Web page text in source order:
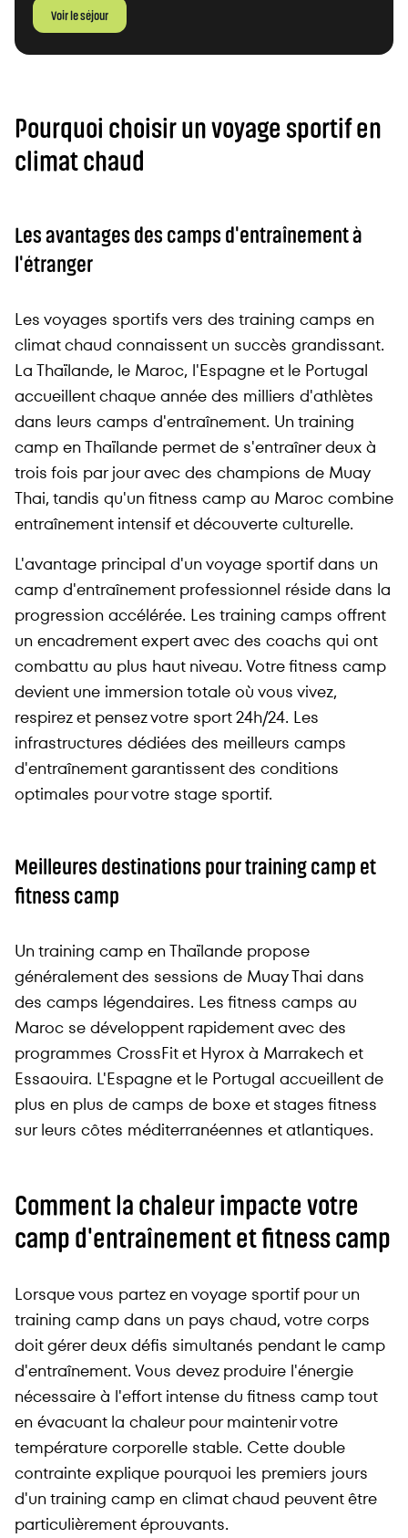
Voir le séjour
Pourquoi choisir un voyage sportif en
climat chaud
Les avantages des camps d'entraînement à
l'étranger
Les voyages sportifs vers des training camps en
climat chaud connaissent un succès grandissant.
La Thaïlande, le Maroc, l'Espagne et le Portugal
accueillent chaque année des milliers d'athlètes
dans leurs camps d'entraînement. Un training
camp en Thaïlande permet de s'entraîner deux à
trois fois par jour avec des champions de Muay
Thai, tandis qu'un fitness camp au Maroc combine
entraînement intensif et découverte culturelle.
L'avantage principal d'un voyage sportif dans un
camp d'entraînement professionnel réside dans la
progression accélérée. Les training camps offrent
un encadrement expert avec des coachs qui ont
combattu au plus haut niveau. Votre fitness camp
devient une immersion totale où vous vivez,
respirez et pensez votre sport 24h/24. Les
infrastructures dédiées des meilleurs camps
d'entraînement garantissent des conditions
optimales pour votre stage sportif.
Meilleures destinations pour training camp et
fitness camp
Un training camp en Thaïlande propose
généralement des sessions de Muay Thai dans
des camps légendaires. Les fitness camps au
Maroc se développent rapidement avec des
programmes CrossFit et Hyrox à Marrakech et
Essaouira. L'Espagne et le Portugal accueillent de
plus en plus de camps de boxe et stages fitness
sur leurs côtes méditerranéennes et atlantiques.
Comment la chaleur impacte votre
camp d'entraînement et fitness camp
Lorsque vous partez en voyage sportif pour un
training camp dans un pays chaud, votre corps
doit gérer deux défis simultanés pendant le camp
d'entraînement. Vous devez produire l'énergie
nécessaire à l'effort intense du fitness camp tout
en évacuant la chaleur pour maintenir votre
température corporelle stable. Cette double
contrainte explique pourquoi les premiers jours
d'un training camp en climat chaud peuvent être
particulièrement éprouvants.